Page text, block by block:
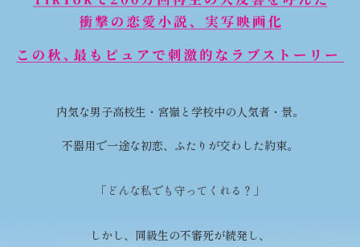
内気な男子高校生・宮嶺と学校中の人気者・景。
不器用で一途な初恋、ふたりが交わした約束。
「どんな私でも守ってくれる？」
しかし、同級生の不審死が続発し、